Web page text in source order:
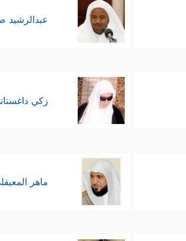
عبدالرشيد
زكي
ماهر